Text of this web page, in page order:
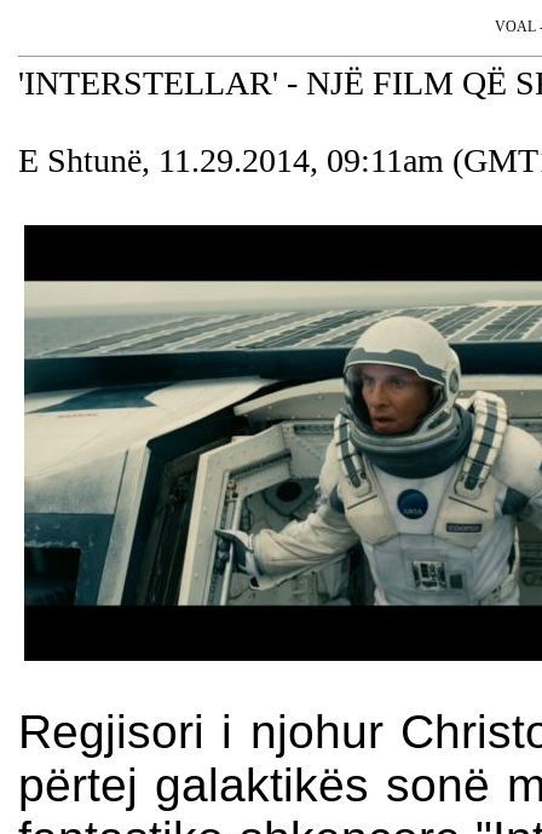
VOAL
'INTERSTELLAR' - NJË FILM QË
E Shtunë, 11.29.2014, 09:11am
Regjisori i njohur
përtej galaktikës sonë